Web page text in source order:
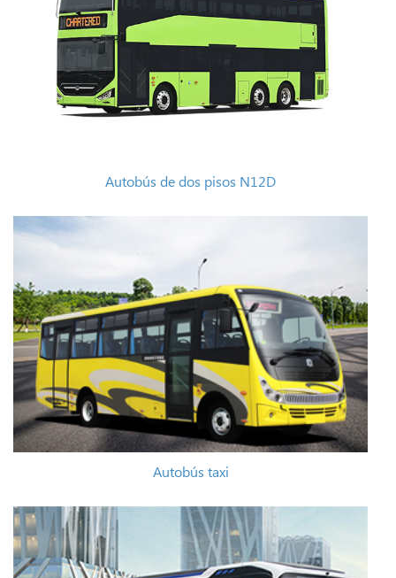
Autobús de dos pisos N12D
Autobús taxi